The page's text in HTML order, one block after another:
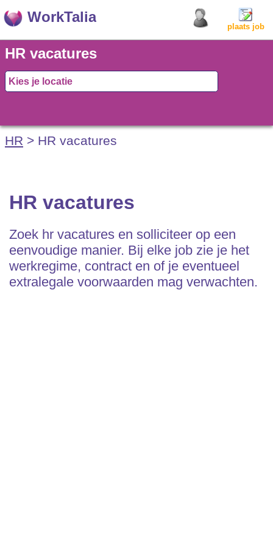
WorkTalia
plaats job
HR vacatures
HR > HR vacatures
HR vacatures
Zoek hr vacatures en solliciteer op een
eenvoudige manier. Bij elke job zie je het
werkregime, contract en of je eventueel
extralegale voorwaarden mag verwachten.